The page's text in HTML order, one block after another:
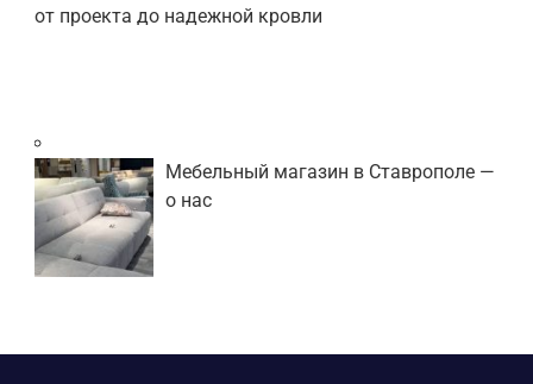
от проекта до надежной кровли
Мебельный магазин в Ставрополе —
о нас